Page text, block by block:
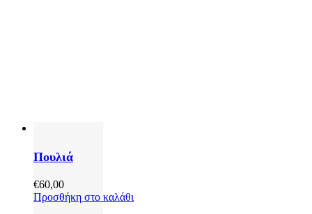
Πουλιά
€60,00
Προσθήκη στο καλάθι